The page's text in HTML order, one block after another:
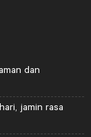
dan
jamin rasa